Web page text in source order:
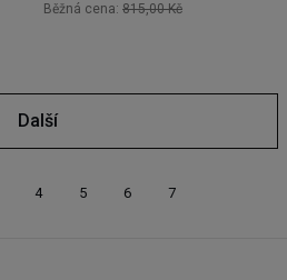
Běžná cena: 815,00 Kč
Další
4 5 6 7